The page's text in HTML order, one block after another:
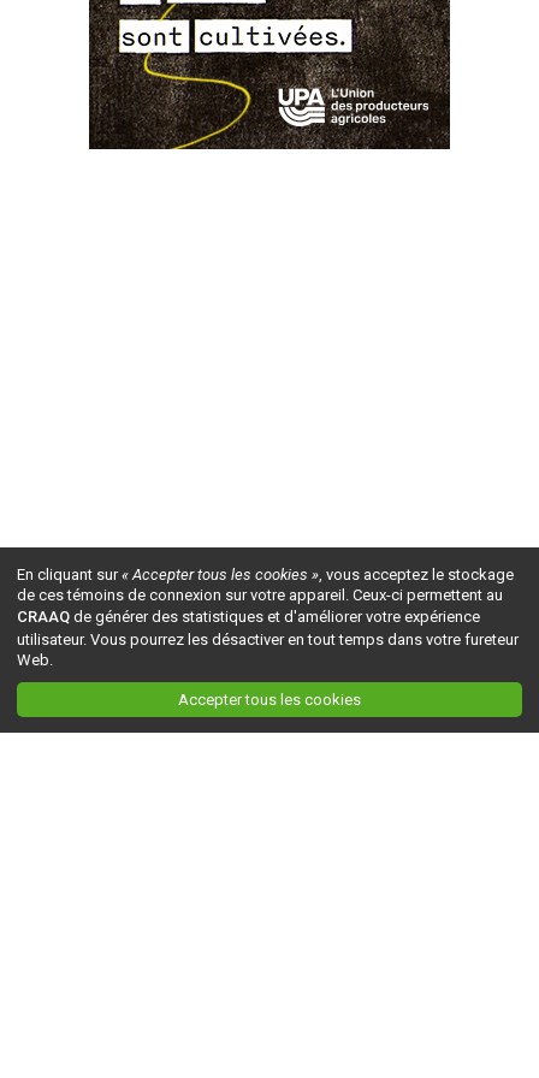
En cliquant sur« Accepter tous les cookies », vous acceptez le stockage
de ces témoins de connexion sur votre appareil. Ceux-ci permettent au
CRAAQ de générer des statistiques et d'améliorer votre expérience
utilisateur. Vous pourrez les désactiver en tout temps dans votre fureteur
Web.
Accepter tous les cookies